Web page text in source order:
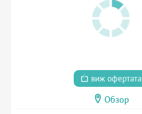
виж офертата
Обзор